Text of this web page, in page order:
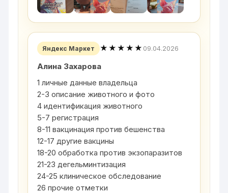
Яндекс Маркет ★★★★★ 09.04.2026
Алина Захарова
1 личные данные владельца
2-3 описание животного и фото
4 идентификация животного
5-7 регистрация
8-11 вакцинация против бешенства
12-17 другие вакцины
18-20 обработка против экзопаразитов
21-23 дегельминтизация
24-25 клиническое обследование
26 прочие отметки